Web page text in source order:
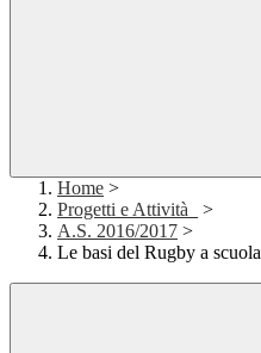
Home >
Progetti e Attività_
>
A.S. 2016/2017 >
Le basi del Rugby a scuola